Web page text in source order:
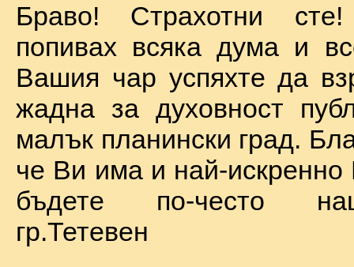
Браво! Страхотни
попивах всяка дума и
Вашия чар успяхте да
жадна за духовност
малък планински град.
че Ви има и най-
бъдете по-често
гр.Тетевен